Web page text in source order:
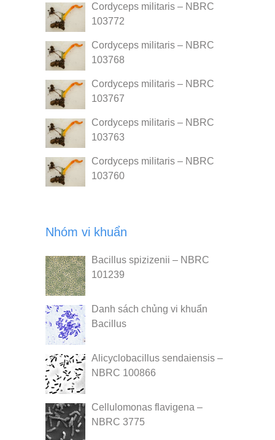
Cordyceps militaris – NBRC
103772
Cordyceps militaris – NBRC
103768
Cordyceps militaris – NBRC
103767
Cordyceps militaris – NBRC
103763
Cordyceps militaris – NBRC
103760
Nhóm vi khuẩn
Bacillus spizizenii – NBRC
101239
Danh sách chủng vi khuẩn
Bacillus
Alicyclobacillus sendaiensis –
NBRC 100866
Cellulomonas flavigena –
NBRC 3775